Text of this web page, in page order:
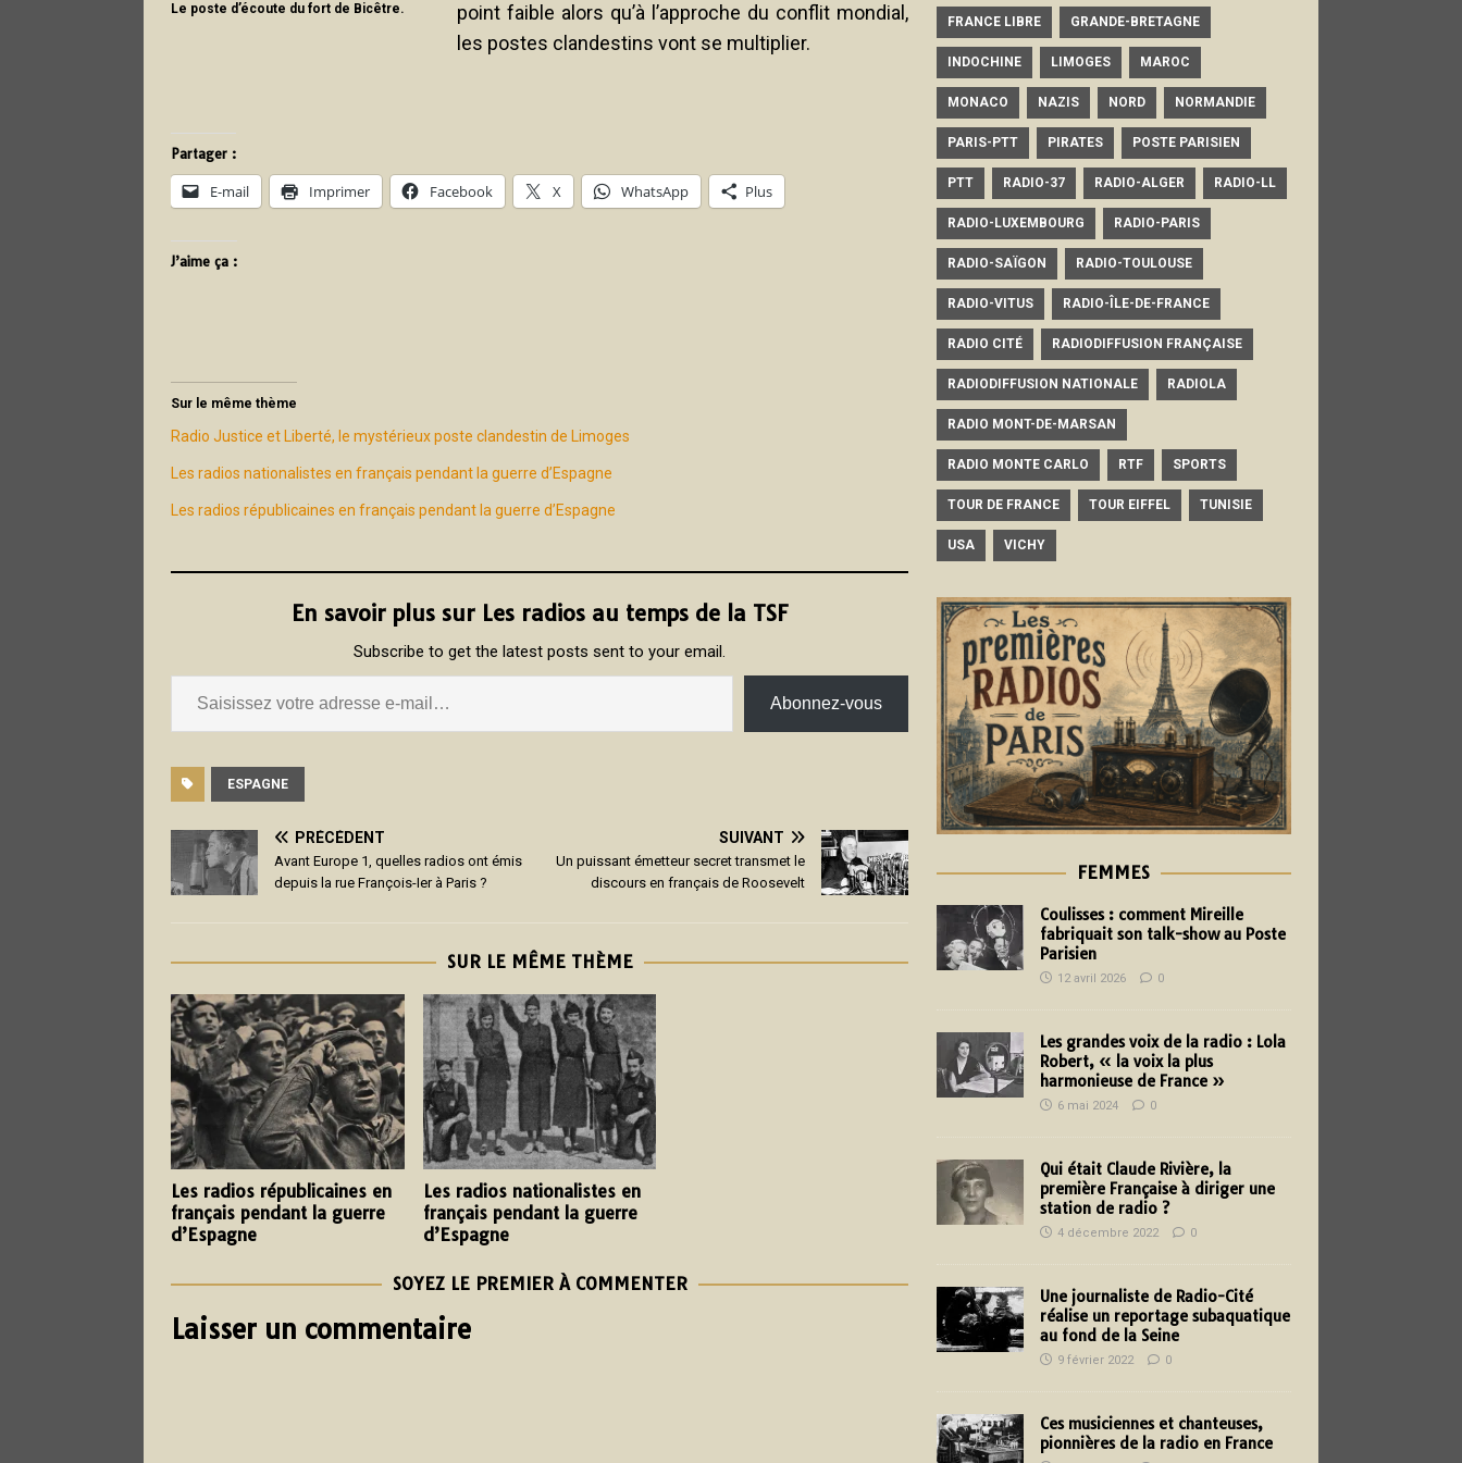
Le poste d’écoute du fort de Bicêtre.
point faible alors qu’à l’approche du conflit mondial,
les postes clandestins vont se multiplier.
Partager :
E-mail Imprimer Facebook X WhatsApp Plus
J’aime ça :
Sur le même thème
Radio Justice et Liberté, le mystérieux poste clandestin de Limoges
Les radios nationalistes en français pendant la guerre d’Espagne
Les radios républicaines en français pendant la guerre d’Espagne
En savoir plus sur Les radios au temps de la TSF
Subscribe to get the latest posts sent to your email.
Abonnez-vous
ESPAGNE
PRÉCÉDENT
Avant Europe 1, quelles radios ont émis
depuis la rue François-Ier à Paris ?
SUIVANT
Un puissant émetteur secret transmet le
discours en français de Roosevelt
SUR LE MÊME THÈME
Les radios républicaines en
français pendant la guerre
d’Espagne
Les radios nationalistes en
français pendant la guerre
d’Espagne
SOYEZ LE PREMIER À COMMENTER
Laisser un commentaire
FRANCE LIBRE GRANDE-BRETAGNE
INDOCHINE LIMOGES MAROC
MONACO NAZIS NORD NORMANDIE
PARIS-PTT PIRATES POSTE PARISIEN
PTT RADIO-37 RADIO-ALGER RADIO-LL
RADIO-LUXEMBOURG RADIO-PARIS
RADIO-SAÏGON RADIO-TOULOUSE
RADIO-VITUS RADIO-ÎLE-DE-FRANCE
RADIO CITÉ RADIODIFFUSION FRANÇAISE
RADIODIFFUSION NATIONALE RADIOLA
RADIO MONT-DE-MARSAN
RADIO MONTE CARLO RTF SPORTS
TOUR DE FRANCE TOUR EIFFEL TUNISIE
USA VICHY
FEMMES
Coulisses : comment Mireille
fabriquait son talk-show au Poste
Parisien
12 avril 2026 0
Les grandes voix de la radio : Lola
Robert, « la voix la plus
harmonieuse de France »
6 mai 2024 0
Qui était Claude Rivière, la
première Française à diriger une
station de radio ?
4 décembre 2022 0
Une journaliste de Radio-Cité
réalise un reportage subaquatique
au fond de la Seine
9 février 2022 0
Ces musiciennes et chanteuses,
pionnières de la radio en France